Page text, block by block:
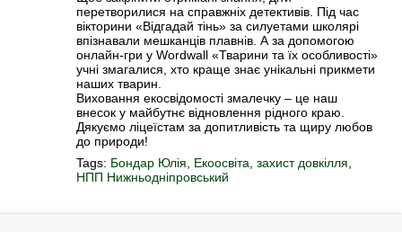
перетворилися на справжніх детективів. Під час
вікторини «Відгадай тінь» за силуетами школярі
впізнавали мешканців плавнів. А за допомогою
онлайн-гри у Wordwall «Тварини та їх особливості»
учні змагалися, хто краще знає унікальні прикмети
наших тварин.
Виховання екосвідомості змалечку – це наш
внесок у майбутнє відновлення рідного краю.
Дякуємо ліцеїстам за допитливість та щиру любов
до природи!
Tags: Бондар Юлія Екоосвіта захист довкілля
НПП Нижньодніпровський